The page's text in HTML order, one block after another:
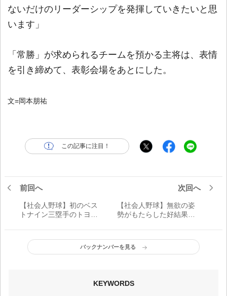
ないだけのリーダーシップを発揮していきたいと思
います」
「常勝」が求められるチームを預かる主将は、表情
を引き締めて、表彰会場をあとにした。
文=岡本朋祐
この記事に注目！
前回へ
【社会人野球】初のベス
トナイン三塁手のトヨタ
と進む「ミスター社会
人」の道
次回へ
【社会人野球】無欲の姿
勢がもたらした好結果
の西濃運輸・城野達哉
バックナンバーを見る
KEYWORDS